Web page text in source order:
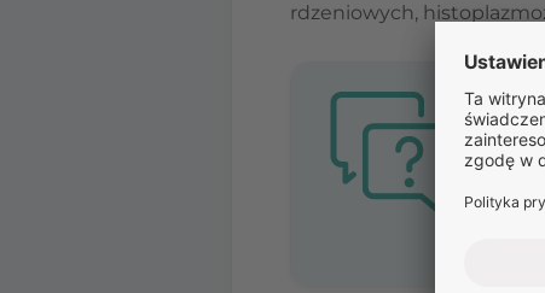
rdzeniowych,